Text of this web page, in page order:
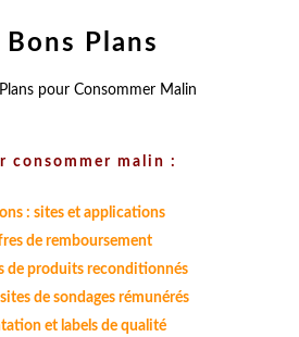
Plans
consommer malin :
: sites et applications
de remboursement
de produits reconditionnés
de sondages rémunérés
et labels de qualité